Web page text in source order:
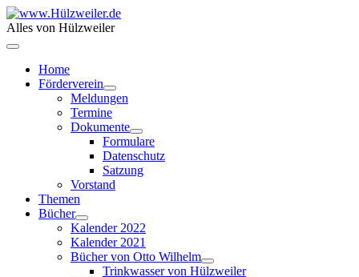
Alles von Hülzweiler
Home
Förderverein
Meldungen
Termine
Dokumente
Formulare
Datenschutz
Satzung
Vorstand
Themen
Bücher
Kalender 2022
Kalender 2021
Bücher von Otto Wilhelm
Trinkwasser von Hülzweiler